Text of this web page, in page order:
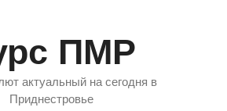
ПМР
актуальный на сегодня в
Приднестровье